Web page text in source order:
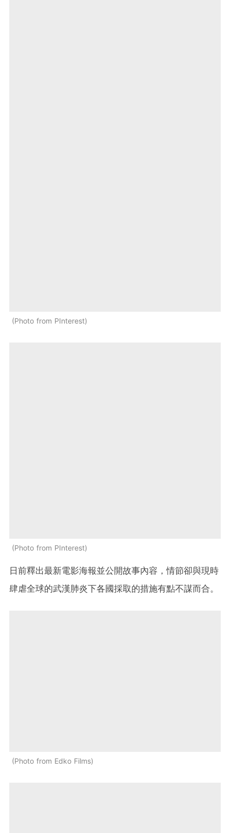
Photo from PInterest
Photo from PInterest
日前釋出最新電影海報並公開故事內容，情節卻與現時
肆虐全球的武漢肺炎下各國採取的措施有點不謀而合。
Photo from Edko Films